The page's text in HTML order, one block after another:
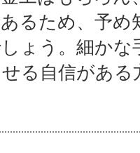
るため、予め
ょう。細かな
る自信がある